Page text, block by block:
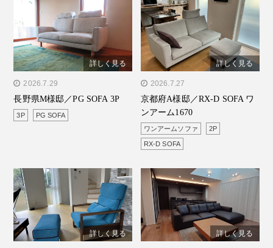
" alt="長野県M様邸／PG
SOFA 3P"/>
詳しく見る
2026.7.29
長野県M様邸／PG SOFA 3P
3P PG SOFA
" alt="京都府A様邸／RX-D
SOFA ワンアーム1670"/>
詳しく見る
2026.7.27
京都府A様邸／RX-D SOFA ワ
ンアーム1670
ワンアームソファ 2P
RX-D SOFA
詳しく見る 詳しく見る